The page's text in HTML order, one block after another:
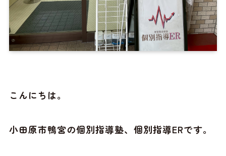
こんにちは。
小田原市鴨宮の個別指導塾、個別指導ERです。